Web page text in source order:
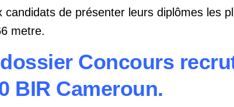
de présenter leurs diplômes les
metre.
Concours
BIR Cameroun.